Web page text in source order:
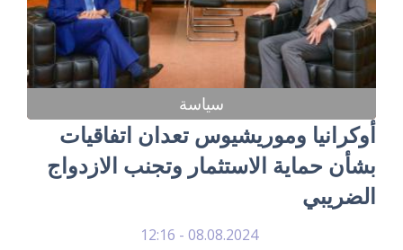
سياسة
أوكرانيا وموريشيوس تعدان اتفاقيات
بشأن حماية الاستثمار وتجنب الازدواج
الضريبي
08.08.2024 - 12:16